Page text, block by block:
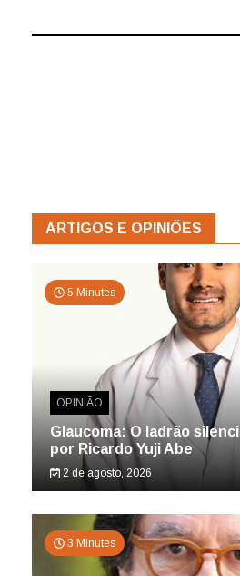
ARTIGOS E OPINIÕES
5 Minutes
OPINIÃO
Glaucoma: O ladrão
por Ricardo Yuji Abe
2 de agosto, 2026
3 Minutes